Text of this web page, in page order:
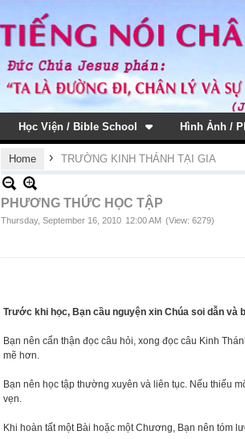
Học Viện / Bible School Hình Ảnh /
Home › TRƯỜNG KINH THÁNH TẠI GIA
PHƯƠNG THỨC HỌC TẬP
Thursday, September 16, 2010 12:00 AM (View: 6279)
Trước khi học, Bạn cầu nguyện xin Chúa soi dẫn và
Bạn nên cẩn thận đọc câu hỏi, xong đọc câu Kinh
mẽ hơn.
Bạn nên học tập thường xuyên và liên tục. Nếu thiếu
vẹn.
Khi hoàn tất một Bài hoặc một Chương, Bạn nên tóm